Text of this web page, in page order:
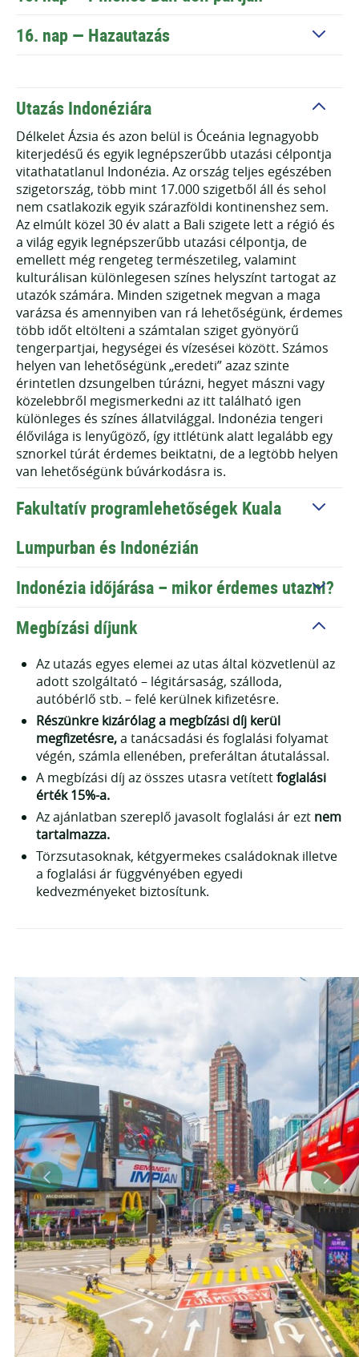
16. nap — Hazautazás
Utazás Indonéziára
Délkelet Ázsia és azon belül is Óceánia legnagyobb
kiterjedésű és egyik legnépszerűbb utazási célpontja
vitathatatlanul Indonézia. Az ország teljes egészében
szigetország, több mint 17.000 szigetből áll és sehol
nem csatlakozik egyik szárazföldi kontinenshez sem.
Az elmúlt közel 30 év alatt a Bali szigete lett a régió és
a világ egyik legnépszerűbb utazási célpontja, de
emellett még rengeteg természetileg, valamint
kulturálisan különlegesen színes helyszínt tartogat az
utazók számára. Minden szigetnek megvan a maga
varázsa és amennyiben van rá lehetőségünk, érdemes
több időt eltölteni a számtalan sziget gyönyörű
tengerpartjai, hegységei és vízesései között. Számos
helyen van lehetőségünk „eredeti” azaz szinte
érintetlen dzsungelben túrázni, hegyet mászni vagy
közelebbről megismerkedni az itt található igen
különleges és színes állatvilággal. Indonézia tengeri
élővilága is lenyűgöző, így ittlétünk alatt legalább egy
sznorkel túrát érdemes beiktatni, de a legtöbb helyen
van lehetőségünk búvárkodásra is.
Fakultatív programlehetőségek Kuala
Lumpurban és Indonézián
Kuala Lumpur és Indonézia
Batu barlangok
Borobudur és Prambanan templom – Jogjakarta
Vulkán túrák (Merapi, Batur)
Fehér homokos tengerpartok
Búvárkodás és sznorkelezés
Hajókirándulások
Nusa Lembongan, Nusa Penida
Monkey Forest Ubud
Lot, Uluwatu)
Rizsteraszok (Jatiluwik, Tegalalang)
Indonézia időjárása – mikor érdemes utazni?
Megbízási díjunk
Az utazás egyes elemei az utas által közvetlenül az
adott szolgáltató – légitársaság, szálloda,
autóbérlő stb. – felé kerülnek kifizetésre.
Részünkre kizárólag a megbízási díj kerül
megfizetésre,a tanácsadási és foglalási folyamat
végén, számla ellenében, preferáltan átutalással.
A megbízási díj az összes utasra vetítettfoglalási
érték 15%-a.
Az ajánlatban szereplő javasolt foglalási ár ezt nem
tartalmazza.
Törzsutasoknak, kétgyermekes családoknak illetve
a foglalási ár függvényében egyedi
kedvezményeket biztosítunk.